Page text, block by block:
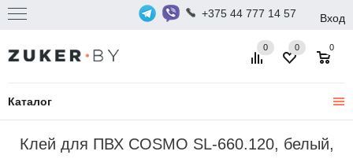
+375 44 777 14 57 Вход
Каталог
0 0
0
Клей для ПВХ COSMO SL-660.120, белый,